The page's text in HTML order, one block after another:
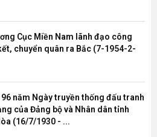
Cục Miền Nam lãnh đạo công
chuyển quân ra Bắc (7-1954-2-
96 năm Ngày truyền thống đấu tranh
của Đảng bộ và Nhân dân tỉnh
(16/7/1930 - ...